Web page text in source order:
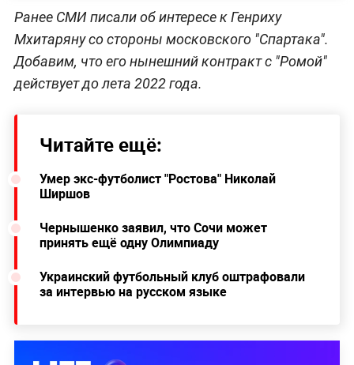
Ранее СМИ писали об интересе к Генриху
Мхитаряну со стороны московского "Спартака".
Добавим, что его нынешний контракт с "Ромой"
действует до лета 2022 года.
Читайте ещё:
Умер экс-футболист "Ростова" Николай
Ширшов
Чернышенко заявил, что Сочи может
принять ещё одну Олимпиаду
Украинский футбольный клуб оштрафовали
за интервью на русском языке